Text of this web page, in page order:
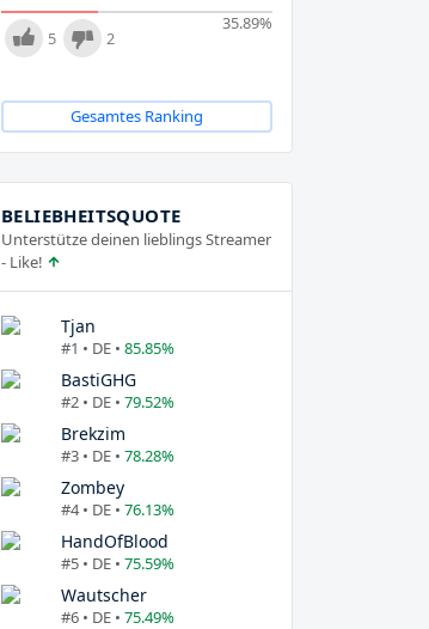
35.89%
5 2
Gesamtes Ranking
BELIEBHEITSQUOTE
Unterstütze deinen lieblings Streamer
- Like!
Tjan
#1 • DE • 85.85%
BastiGHG
#2 • DE • 79.52%
Brekzim
#3 • DE • 78.28%
Zombey
#4 • DE • 76.13%
HandOfBlood
#5 • DE • 75.59%
Wautscher
#6 • DE • 75.49%